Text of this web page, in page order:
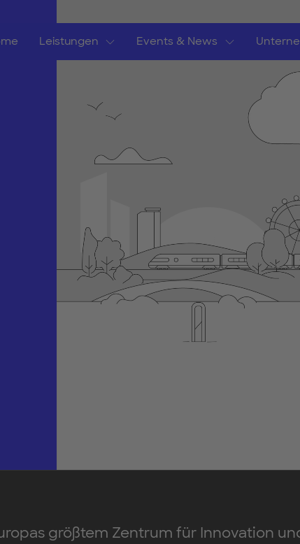
Leistungen Events & News
größtem Zentrum für Innovation